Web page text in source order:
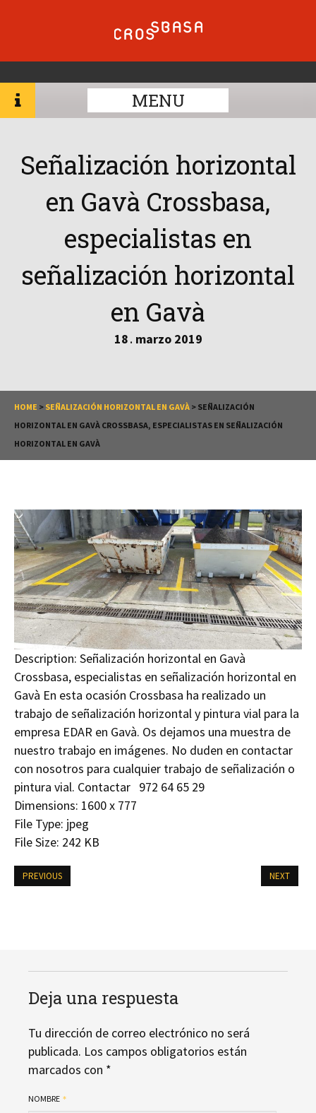
MENU
Señalización horizontal
en Gavà Crossbasa,
especialistas en
señalización horizontal
en Gavà
18 . marzo 2019
HOME > SEÑALIZACIÓN HORIZONTAL EN GAVÀ > SEÑALIZACIÓN
HORIZONTAL EN GAVÀ CROSSBASA, ESPECIALISTAS EN SEÑALIZACIÓN
HORIZONTAL EN GAVÀ
Description: Señalización horizontal en Gavà
Crossbasa, especialistas en señalización horizontal en
Gavà En esta ocasión Crossbasa ha realizado un
trabajo de señalización horizontal y pintura vial para la
empresa EDAR en Gavà. Os dejamos una muestra de
nuestro trabajo en imágenes. No duden en contactar
con nosotros para cualquier trabajo de señalización o
pintura vial. Contactar 972 64 65 29
Dimensions: 1600 x 777
File Type: jpeg
File Size: 242 KB
PREVIOUS NEXT
Deja una respuesta
Tu dirección de correo electrónico no será
publicada. Los campos obligatorios están
marcados con *
NOMBRE